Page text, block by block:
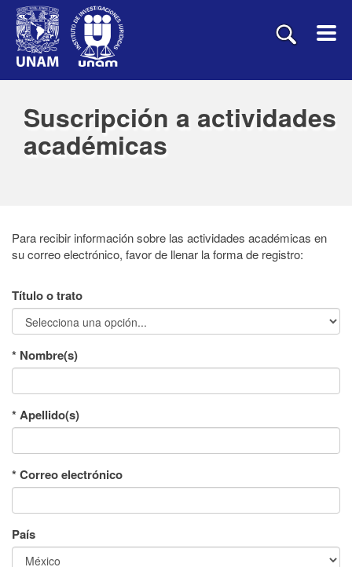
Suscripción a actividades
académicas
Para recibir información sobre las actividades académicas en
su correo electrónico, favor de llenar la forma de registro:
Título o trato
* Nombre(s)
* Apellido(s)
* Correo electrónico
País